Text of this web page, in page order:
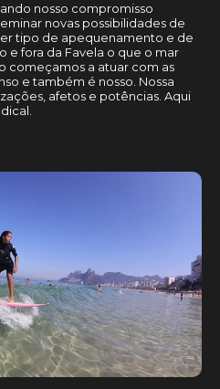
nosso compromisso
novas possibilidades de
tipo de apequenamento e de
e fora da Favela o que o mar
começamos a atuar com as
e também é nosso. Nossa
afetos e potências. Aqui